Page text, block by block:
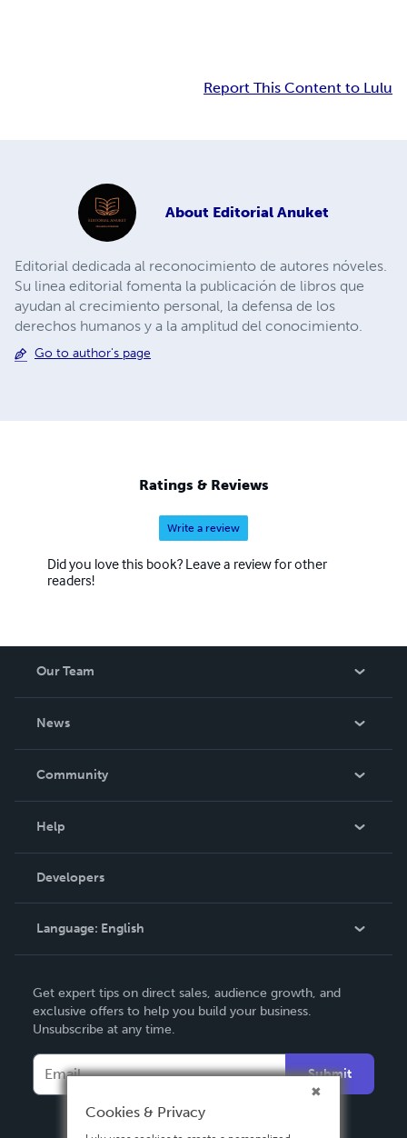
Report This Content to Lulu
About Editorial Anuket
Editorial dedicada al reconocimiento de autores nóveles.
Su linea editorial fomenta la publicación de libros que
ayudan al crecimiento personal, la defensa de los
derechos humanos y a la amplitud del conocimiento.
Go to author's page
Ratings & Reviews
Write a review
Did you love this book? Leave a review for other
readers!
Our Team
News
In The News
Community
Podcast
Help
Order Lookup
Knowledge Base
Contact Support
Developers
Language: English
Deutsch
Français
Italiano
Español
Get expert tips on direct sales, audience growth, and
exclusive offers to help you build your business.
Unsubscribe at any time.
Submit
Cookies & Privacy